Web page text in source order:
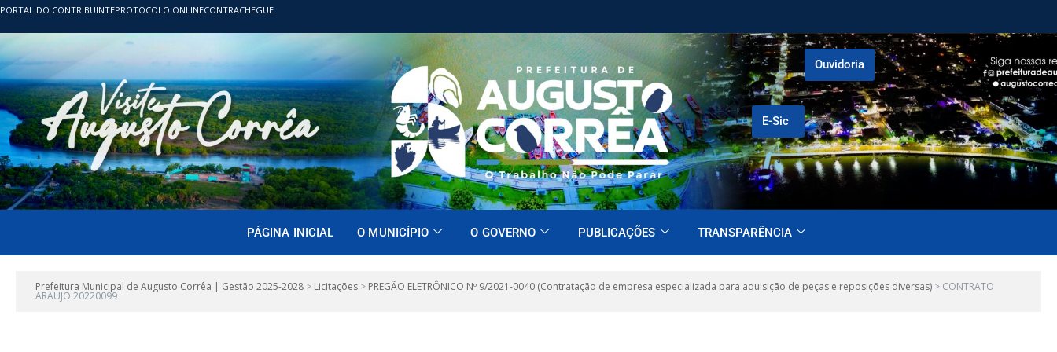
PORTAL DO CONTRIBUINTEPROTOCOLO ONLINECONTRACHEGUE
E-Sic
Ouvidoria
PÁGINA INICIAL O MUNICÍPIO O GOVERNO PUBLICAÇÕES TRANSPARÊNCIA
Prefeitura Municipal de Augusto Corrêa | Gestão 2025-2028 > Licitações > PREGÃO ELETRÔNICO Nº 9/2021-0040 (Contratação de empresa especializada para aquisição de peças e reposições diversas) > CONTRATO
ARAUJO 20220099